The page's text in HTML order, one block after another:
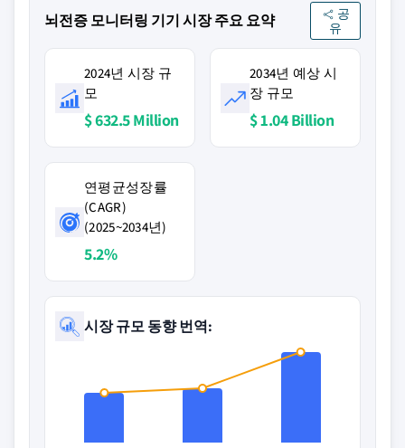
뇌전증 모니터링 기기 시장 주요 요약
공
유
2024년 시장 규
모
$ 632.5 Million
2034년 예상 시
장 규모
$ 1.04 Billion
연평균성장률
(CAGR)
(2025~2034년)
5.2%
시장 규모 동향 번역: